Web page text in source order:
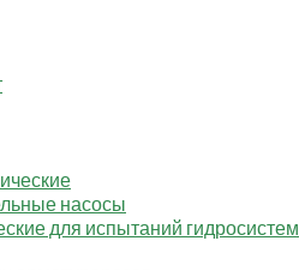
насосы
для испытаний гидросистем